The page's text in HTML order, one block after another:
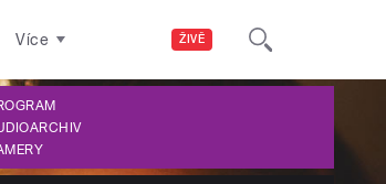
ŽIVĚ
Více